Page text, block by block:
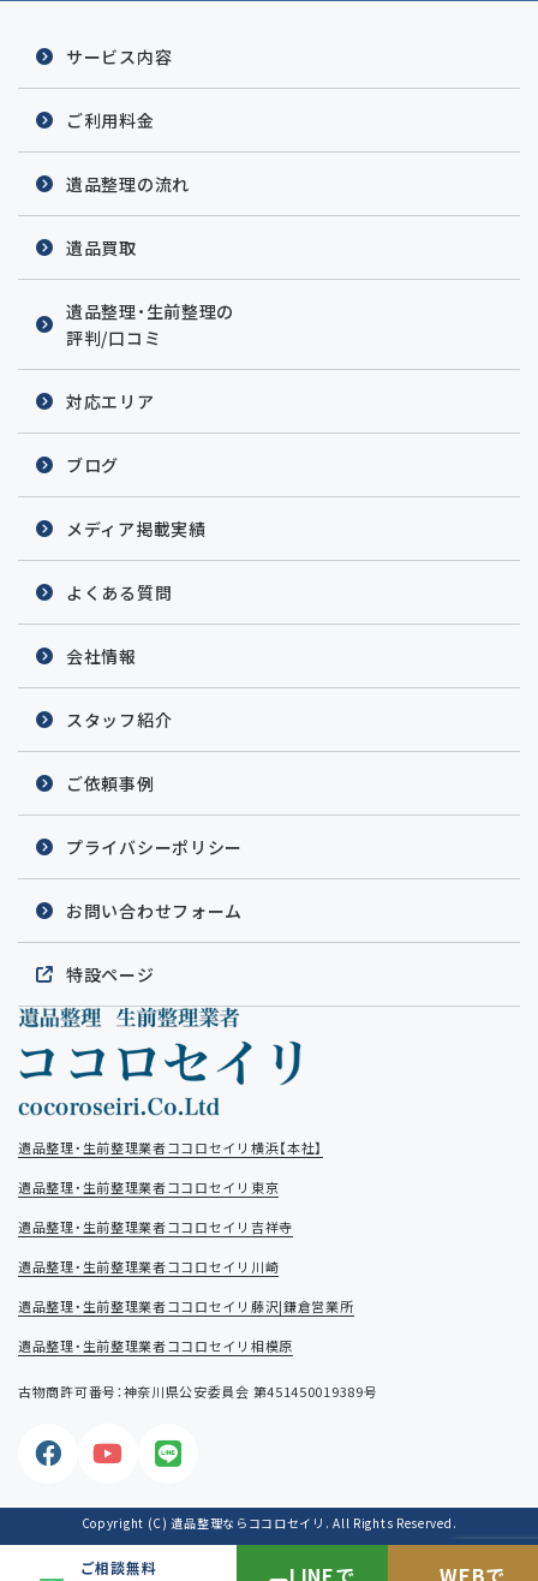
遺品整理・生前整理業者ココロセイリ横浜【本社】
遺品整理・生前整理業者ココロセイリ東京
遺品整理・生前整理業者ココロセイリ吉祥寺
遺品整理・生前整理業者ココロセイリ川崎
遺品整理・生前整理業者ココロセイリ藤沢|鎌倉営業所
遺品整理・生前整理業者ココロセイリ相模原
古物商許可番号：神奈川県公安委員会 第451450019389号
サービス内容
ご利用料金
遺品整理の流れ
遺品買取
遺品整理・生前整理の
評判/口コミ
対応エリア
ブログ
メディア掲載実績
よくある質問
会社情報
スタッフ紹介
ご依頼事例
プライバシーポリシー
お問い合わせフォーム
特設ページ
Copyright (C) 遺品整理ならココロセイリ. All Rights Reserved.
ご相談無料 LINEで WEBで